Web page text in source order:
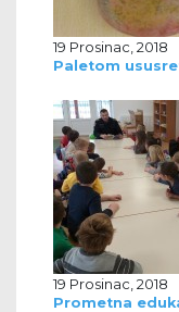
19 Prosinac, 2018
Paletom
19 Prosinac, 2018
Prometna